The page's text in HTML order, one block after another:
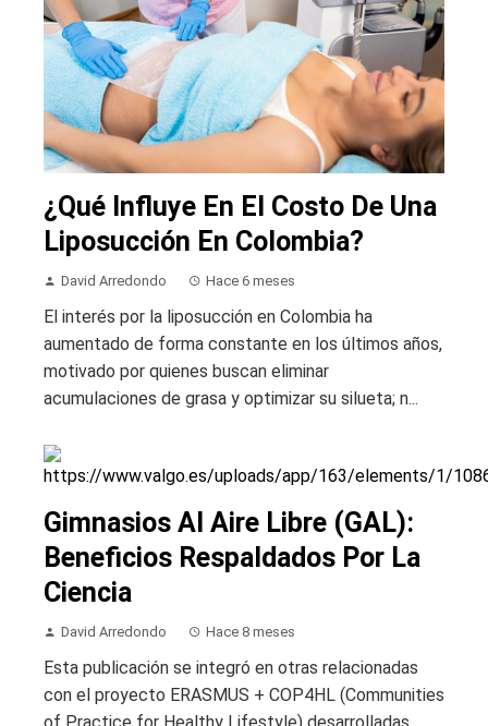
¿Qué Influye En El Costo De Una
Liposucción En Colombia?
David Arredondo Hace 6 meses
El interés por la liposucción en Colombia ha
aumentado de forma constante en los últimos años,
motivado por quienes buscan eliminar
acumulaciones de grasa y optimizar su silueta; n...
Gimnasios Al Aire Libre (GAL):
Beneficios Respaldados Por La
Ciencia
David Arredondo Hace 8 meses
Esta publicación se integró en otras relacionadas
con el proyecto ERASMUS + COP4HL (Communities